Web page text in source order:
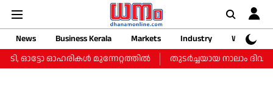
News Business Kerala Markets Industry
Web
ഓഹരികള്‍ മുന്നേറ്റത്തില്‍
തുടർച്ചയായ നാലാം